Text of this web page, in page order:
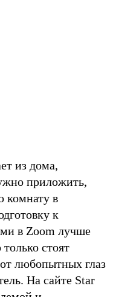
из дома,
приложить,
комнату в
к
в Zoom лучше
стоят
любопытных глаз
На сайте Star